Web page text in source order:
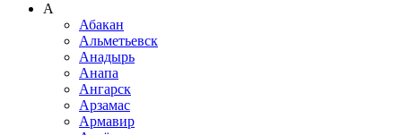
А
Абакан
Альметьевск
Анадырь
Анапа
Ангарск
Арзамас
Армавир